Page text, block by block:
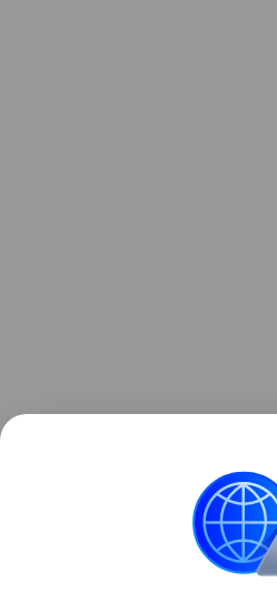
ступени ракеты на Луну